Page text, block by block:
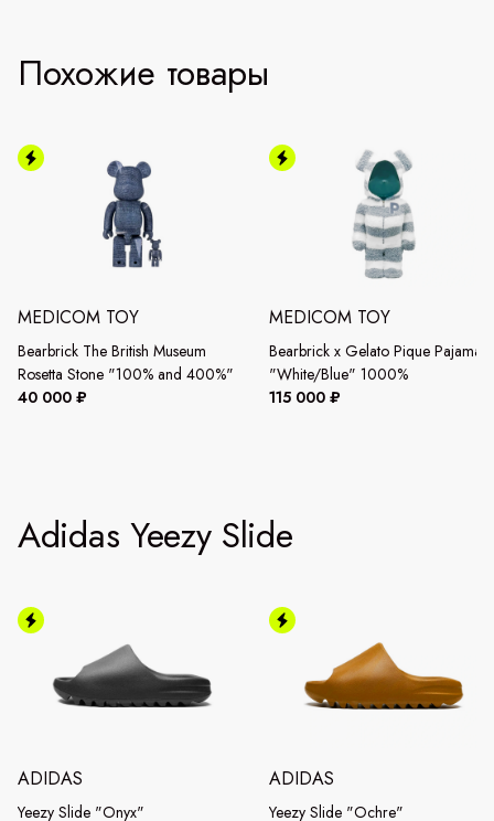
Похожие товары
MEDICOM TOY
Bearbrick The British Museum
Rosetta Stone "100% and 400%"
40 000 ₽
MEDICOM TOY
Bearbrick x Gelato Pique Pajamas
"White/Blue" 1000%
115 000 ₽
Adidas Yeezy Slide
ADIDAS
Yeezy Slide "Onyx"
ADIDAS
Yeezy Slide "Ochre"